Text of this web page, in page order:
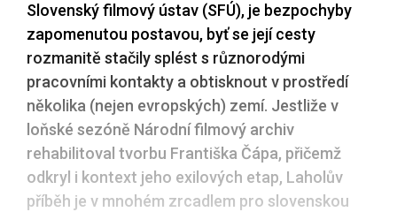
Slovenský filmový ústav (SFÚ), je bezpochyby
zapomenutou postavou, byť se její cesty
rozmanitě stačily splést s různorodými
pracovními kontakty a obtisknout v prostředí
několika (nejen evropských) zemí. Jestliže v
loňské sezóně Národní filmový archiv
rehabilitoval tvorbu Františka Čápa, přičemž
odkryl i kontext jeho exilových etap, Laholův
příběh je v mnohém zrcadlem pro slovenskou